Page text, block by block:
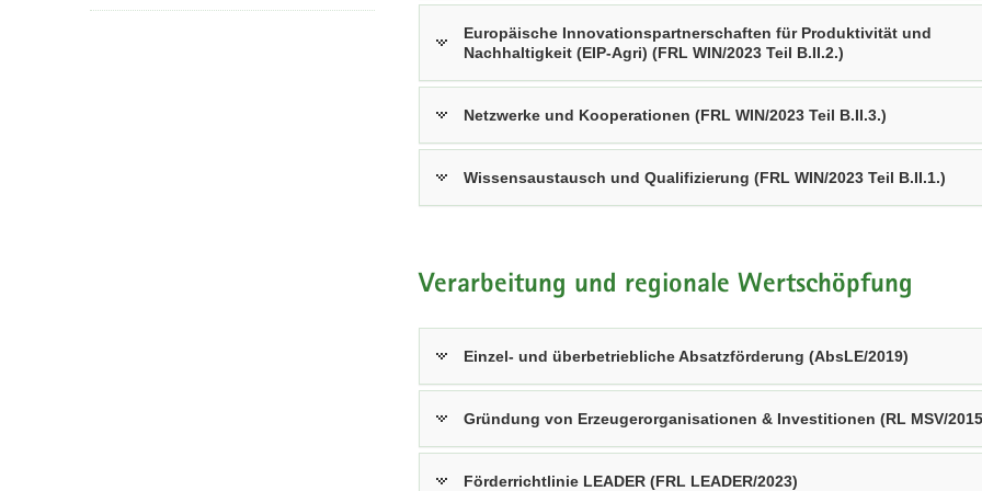
Europäische Innovationspartnerschaften für Produktivität und
Nachhaltigkeit (EIP-Agri) (FRL WIN/2023 Teil B.II.2.)
Netzwerke und Kooperationen (FRL WIN/2023 Teil B.II.3.)
Wissensaustausch und Qualifizierung (FRL WIN/2023 Teil B.II.1.)
Verarbeitung und regionale Wertschöpfung
Einzel- und überbetriebliche Absatzförderung (AbsLE/2019)
Gründung von Erzeugerorganisationen & Investitionen (RL MSV/
Förderrichtlinie LEADER (FRL LEADER/2023)